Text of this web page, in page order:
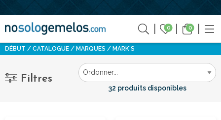
0 0
DÉBUT CATALOGUE MARQUES MARK´S
Filtres
32 produits disponibles